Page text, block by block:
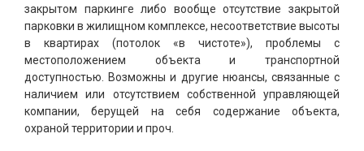
закрытом паркинге либо вообще отсутствие закрытой
парковки в жилищном комплексе, несоответствие высоты
в квартирах (потолок «в чистоте»), проблемы с
местоположением объекта и транспортной
доступностью. Возможны и другие нюансы, связанные с
наличием или отсутствием собственной управляющей
компании, берущей на себя содержание объекта,
охраной территории и проч.